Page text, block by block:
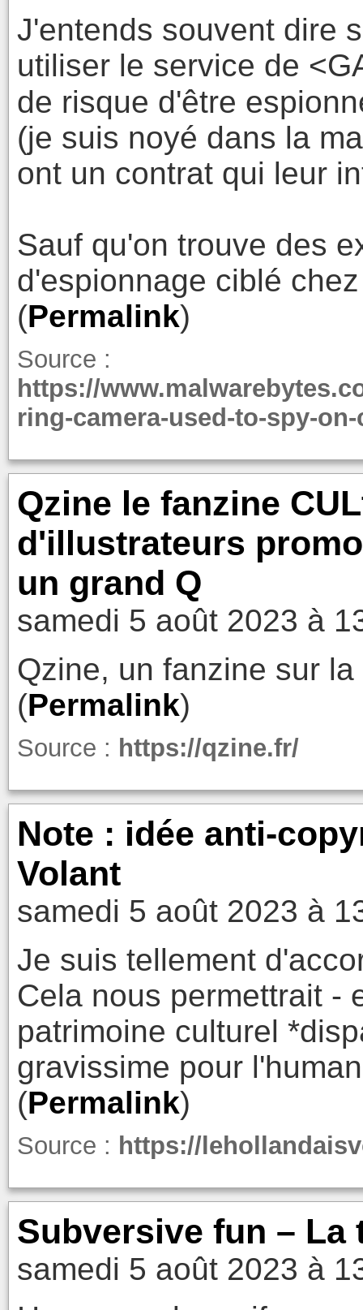
J'entends souvent dire
utiliser le service de
de risque d'être
(je suis noyé dans la
ont un contrat qui leur
Sauf qu'on trouve des
d'espionnage ciblé
(Permalink)
Source :
https://
ring-camera-used-to-spy-
Qzine le fanzine
d'illustrateurs
un grand Q
samedi 5 août 2023 à
Qzine, un fanzine sur
(Permalink)
Source : https://qzine.fr/
Note : idée anti-
Volant
samedi 5 août 2023 à
Je suis tellement
Cela nous permettrait -
patrimoine culturel
gravissime pour
(Permalink)
Source : https://
Subversive fun – La
samedi 5 août 2023 à